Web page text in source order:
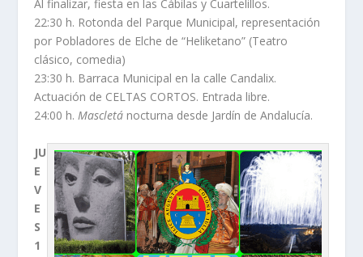
Al finalizar, fiesta en las Cábilas y Cuartelillos.
22:30 h. Rotonda del Parque Municipal, representación
por Pobladores de Elche de “Heliketano” (Teatro
clásico, comedia)
23:30 h. Barraca Municipal en la calle Candalix.
Actuación de CELTAS CORTOS. Entrada libre.
24:00 h.Mascletá nocturna desde Jardín de Andalucía.
JU
E
V
E
S
1